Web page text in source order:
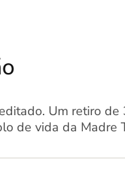
Um retiro
de vida da Madre